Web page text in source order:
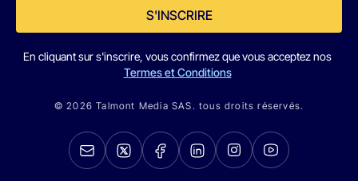
S'INSCRIRE
En cliquant sur s'inscrire, vous confirmez que vous acceptez nos
Termes et Conditions
© 2026 Talmont Media SAS. tous droits réservés.